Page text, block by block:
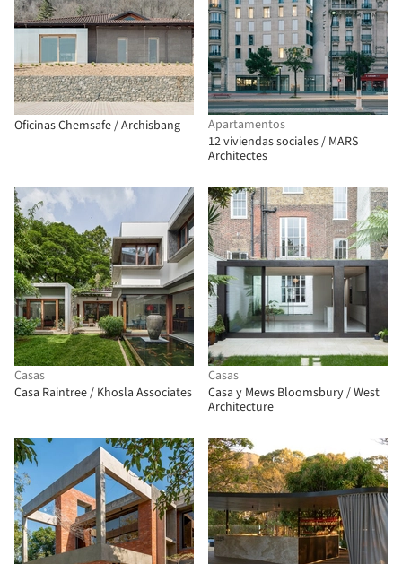
Oficinas Chemsafe / Archisbang
Apartamentos
12 viviendas sociales / MARS
Architectes
Casas
Casa Raintree / Khosla Associates
Casas
Casa y Mews Bloomsbury / West
Architecture